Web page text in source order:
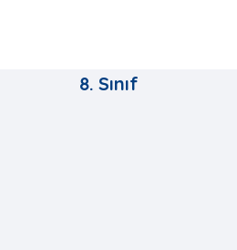
8. Sınıf